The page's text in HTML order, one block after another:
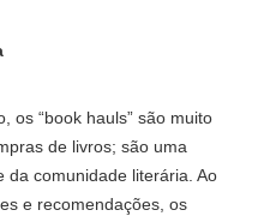
os “book hauls” são muito
de livros; são uma
da comunidade literária. Ao
e recomendações, os